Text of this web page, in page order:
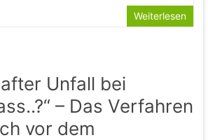
Weiterlesen
Unfall bei
– Das Verfahren
vor dem